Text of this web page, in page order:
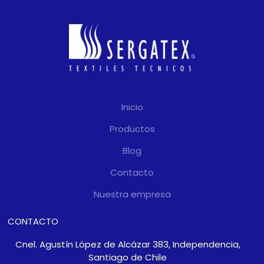
Inicio
Productos
Blog
Contacto
Nuestra empresa
CONTACTO
Cnel. Agustín López de Alcázar 383, Independencia,
Santiago de Chile